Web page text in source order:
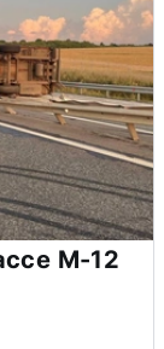
М-12